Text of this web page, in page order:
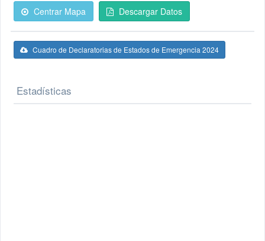
Centrar Mapa Descargar Datos
Cuadro de Declaratorias de Estados de Emergencia 2024
Estadísticas